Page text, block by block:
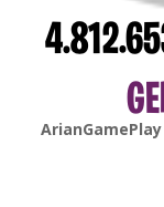
gonsabella